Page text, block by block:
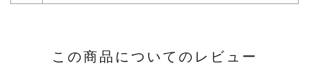
この商品についてのレビュー